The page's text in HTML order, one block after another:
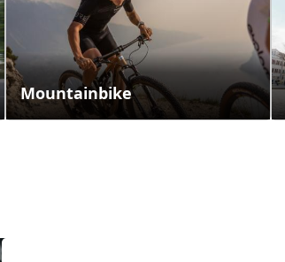
Mountainbike